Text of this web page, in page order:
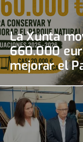
La Xunta
660.000
mejorar el
Monte Aloia